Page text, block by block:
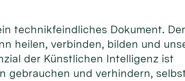
technikfeindliches Dokument. Der
heilen, verbinden, bilden und
der Künstlichen Intelligenz ist
gebrauchen und verhindern,